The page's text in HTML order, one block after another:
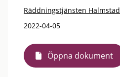
Räddningstjänsten Halmstad
2022-04-05
Öppna dokument